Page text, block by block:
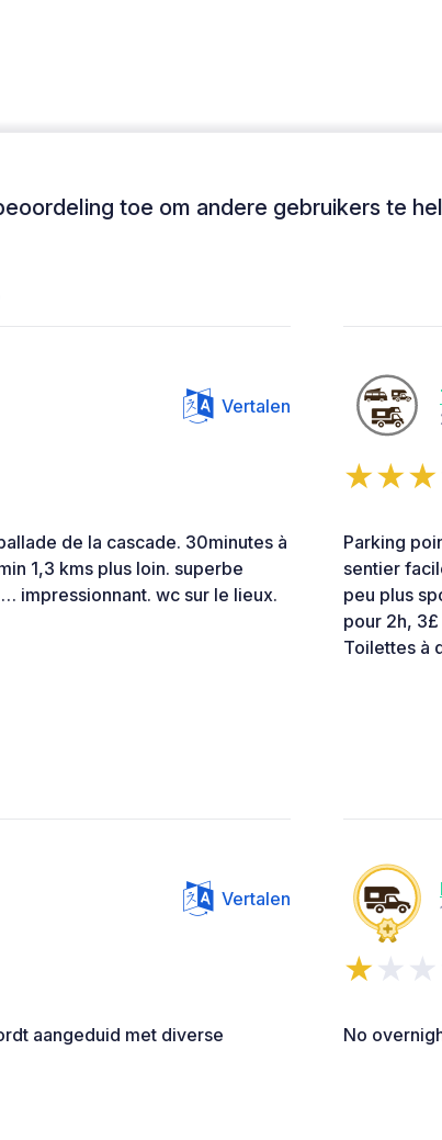
toe om andere gebruikers te
Vertalen
de la cascade. 30minutes à
1,3 kms plus loin. superbe
impressionnant. wc sur le lieux.
Parking
sentier
peu plus
pour 2h,
Toilettes à
Vertalen
aangeduid met diverse
No